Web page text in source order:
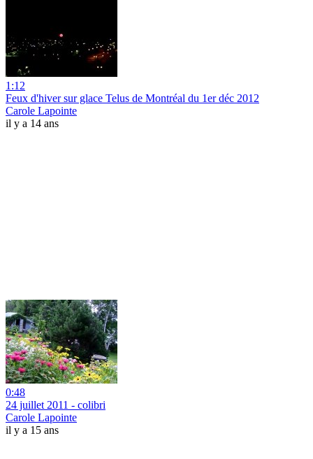
1:12
Feux d'hiver sur glace Telus de Montréal du 1er déc 2012
Carole Lapointe
il y a 14 ans
0:48
24 juillet 2011 - colibri
Carole Lapointe
il y a 15 ans